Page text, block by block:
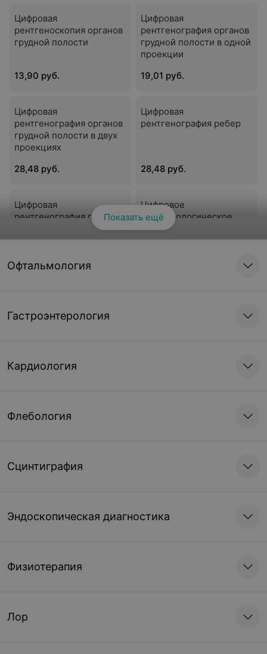
Цифровая
рентгеноскопия органов
грудной полости
13,90 руб.
Цифровая
рентгенография органов
грудной полости в одной
проекции
19,01 руб.
Цифровая
рентгенография органов
грудной полости в двух
проекциях
28,48 руб.
Цифровая
рентгенография ребер
28,48 руб.
Цифровая
рентгенография грудины
47,42 руб.
Цифровое
рентгенологическое
исследование костно-
суставной системы:
Смотреть все
Показать ещё
Офтальмология
Гастроэнтерология
Кардиология
Флебология
Сцинтиграфия
Эндоскопическая диагностика
Физиотерапия
Лор